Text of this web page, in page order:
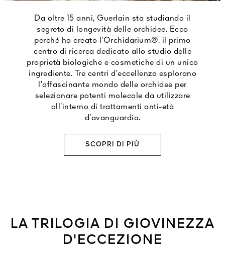
Da oltre 15 anni, Guerlain sta studiando il
segreto di longevità delle orchidee. Ecco
perché ha creato l’Orchidarium®, il primo
centro di ricerca dedicato allo studio delle
proprietà biologiche e cosmetiche di un unico
ingrediente. Tre centri d’eccellenza esplorano
l’affascinante mondo delle orchidee per
selezionare potenti molecole da utilizzare
all’interno di trattamenti anti-età
d’avanguardia.
SCOPRI DI PIÙ
LA TRILOGIA DI GIOVINEZZA
D'ECCEZIONE